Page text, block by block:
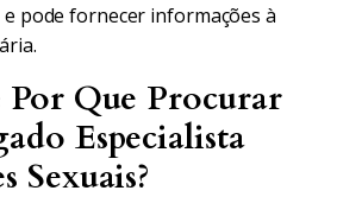
pode fornecer informações à
Por Que Procurar
Especialista
Sexuais?